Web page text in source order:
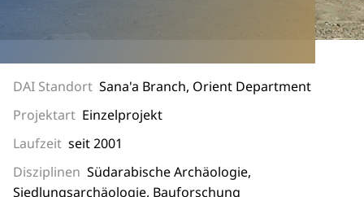
DAI Standort Sana'a Branch, Orient Department
Projektart Einzelprojekt
Laufzeit seit 2001
Disziplinen Südarabische Archäologie,
Siedlungsarchäologie, Bauforschung